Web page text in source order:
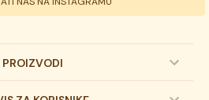
PROIZVODI